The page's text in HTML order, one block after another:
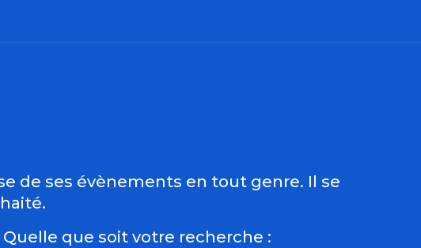
de ses évènements en tout genre. Il se
que soit votre recherche :